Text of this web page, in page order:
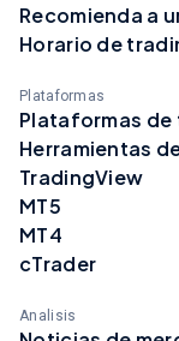
Recomienda a
Horario de
Plataformas
Plataformas de
Herramientas
TradingView
MT5
MT4
cTrader
Analisis